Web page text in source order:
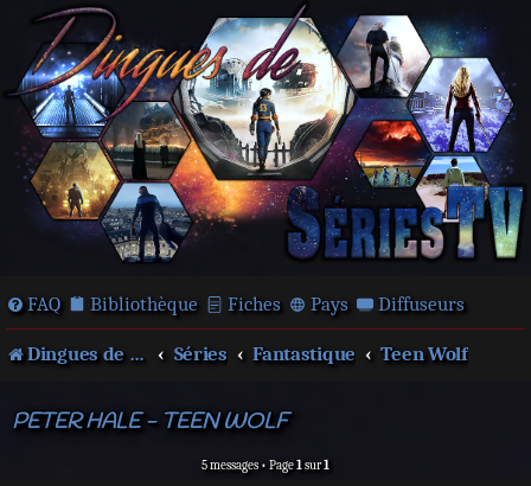
FAQ Bibliothèque Fiches Pays Diffuseurs
Dingues de séries télé ! Séries Fantastique Teen Wolf
PETER HALE - TEEN WOLF
5 messages • Page1sur1